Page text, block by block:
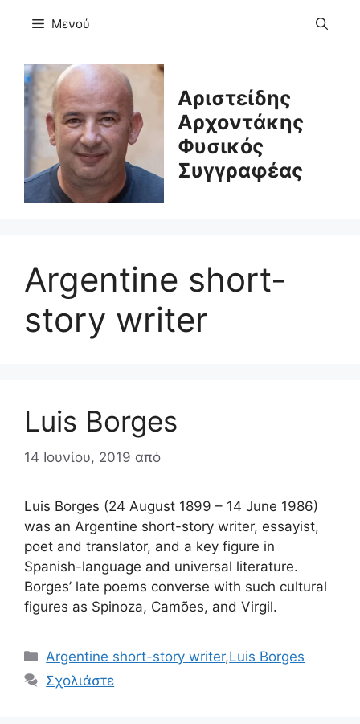
Μενού
Αριστείδης
Αρχοντάκης
Φυσικός
Συγγραφέας
Argentine short-
story writer
Luis Borges
14 Ιουνίου, 2019 από
Luis Borges (24 August 1899 – 14 June 1986)
was an Argentine short-story writer, essayist,
poet and translator, and a key figure in
Spanish-language and universal literature.
Borges’ late poems converse with such cultural
figures as Spinoza, Camões, and Virgil.
Κατηγορίες
Argentine short-story writer,Luis Borges
Σχολιάστε